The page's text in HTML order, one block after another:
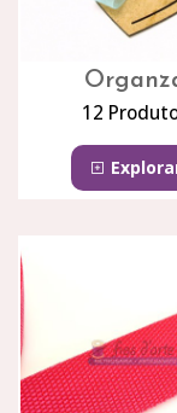
12